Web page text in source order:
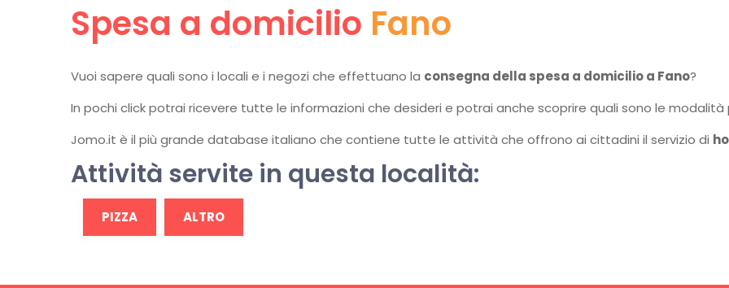
Spesa a domicilio Fano
Vuoi sapere quali sono i locali e i negozi che effettuano la consegna della spesa a domicilio a Fano?
In pochi click potrai ricevere tutte le informazioni che desideri e potrai anche scoprire quali sono le
Jomo.it è il più grande database italiano che contiene tutte le attività che offrono ai cittadini il servizio di
Attività servite in questa località:
PIZZA ALTRO